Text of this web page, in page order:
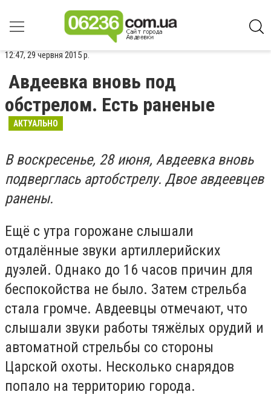
12:47, 29 червня 2015 р.
Авдеевка вновь под
обстрелом. Есть раненые
АКТУАЛЬНО
В воскресенье, 28 июня, Авдеевка вновь
подверглась артобстрелу. Двое авдеевцев
ранены.
Ещё с утра горожане слышали
отдалённые звуки артиллерийских
дуэлей. Однако до 16 часов причин для
беспокойства не было. Затем стрельба
стала громче. Авдеевцы отмечают, что
слышали звуки работы тяжёлых орудий и
автоматной стрельбы со стороны
Царской охоты. Несколько снарядов
попало на территорию города.